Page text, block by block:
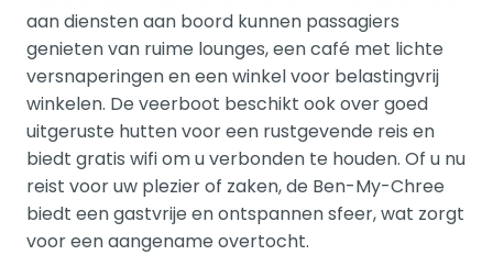
aan diensten aan boord kunnen passagiers
genieten van ruime lounges, een café met lichte
versnaperingen en een winkel voor belastingvrij
winkelen. De veerboot beschikt ook over goed
uitgeruste hutten voor een rustgevende reis en
biedt gratis wifi om u verbonden te houden. Of u nu
reist voor uw plezier of zaken, de Ben-My-Chree
biedt een gastvrije en ontspannen sfeer, wat zorgt
voor een aangename overtocht.